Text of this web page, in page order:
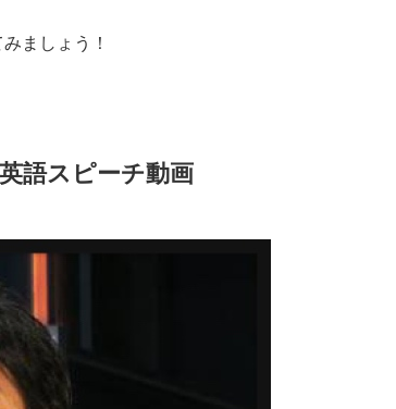
ましょう！
語スピーチ動画